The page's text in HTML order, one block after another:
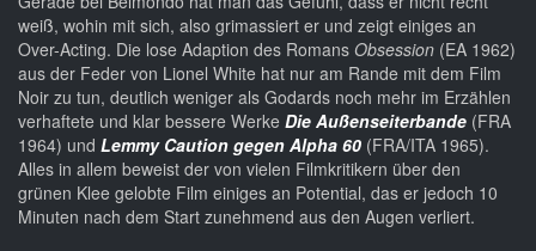
weiß, wohin mit sich, also grimassiert er und zeigt einiges an
Over-Acting. Die lose Adaption des Romans Obsession (EA 1962)
aus der Feder von Lionel White hat nur am Rande mit dem Film
Noir zu tun, deutlich weniger als Godards noch mehr im Erzählen
verhaftete und klar bessere Werke Die Außenseiterbande (FRA
1964) und Lemmy Caution gegen Alpha 60 (FRA/ITA 1965).
Alles in allem beweist der von vielen Filmkritikern über den
grünen Klee gelobte Film einiges an Potential, das er jedoch 10
Minuten nach dem Start zunehmend aus den Augen verliert.